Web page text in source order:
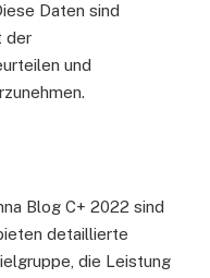
Daten sind
der
und
Blog C+ 2022 sind
detaillierte
die Leistung